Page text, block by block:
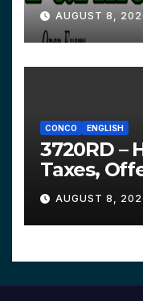
AUGUST 8,
CONCO ENGLISH
3720RD –
Taxes,
Courts…
AUGUST 8,